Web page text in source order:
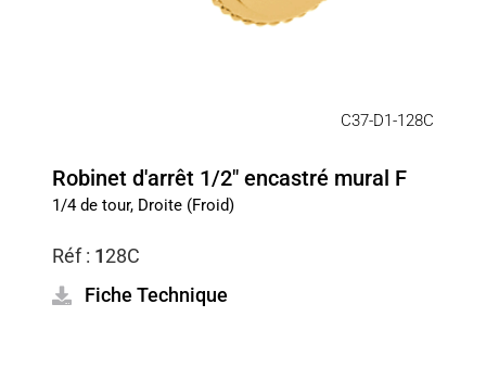
C37-D1-128C
Robinet d'arrêt 1/2" encastré mural F
1/4 de tour, Droite (Froid)
Réf : 128C
Fiche Technique